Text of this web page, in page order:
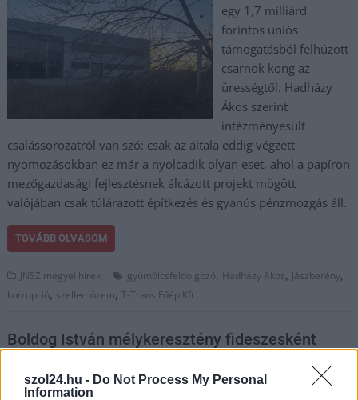
szol24.hu - Do Not Process My Personal
Information
egy 1,7 milliárd
forintos uniós
támogatásból felhúzott
csarnok kong az
ürességtől. Hadházy
Ákos szerint
intézményesült
csalássorozatról van szó: csak az általa eddig végzett
nyomozásokban ez már a nyolcadik olyan eset, ahol a papíron
mezőgazdasági fejlesztésnek álcázott projekt mögött
valójában csak túlárazott építkezés és gyanús pénzmozgás áll.
TOVÁBB OLVASOM
JNSZ megyei hírek gyümölcsfeldolgozó, Hadházy Ákos, Jászberény,
korrupció, szellemüzem,T-Trans Főép Kft
Boldog István mélykeresztény fideszesként
„olyan oldalt reklámoz, amelyben naponta
k*rváznak le nőket”